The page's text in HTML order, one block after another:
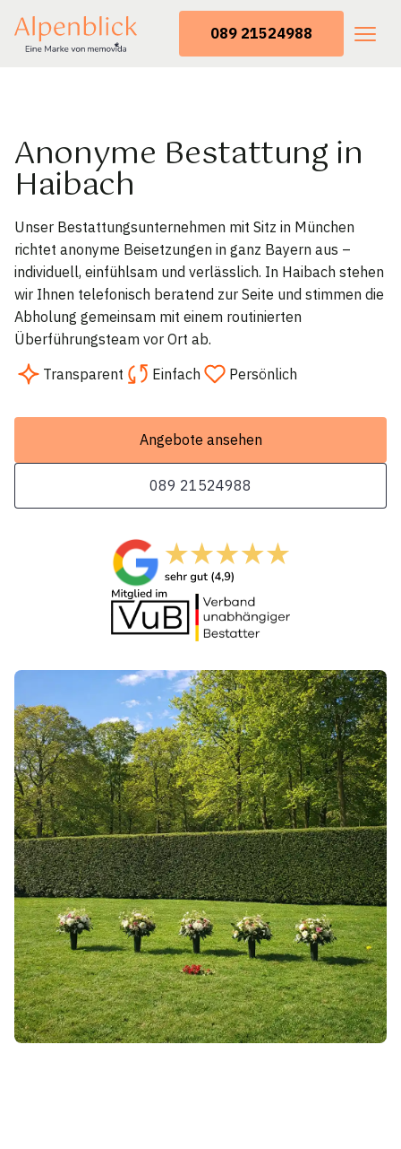
089 21524988
Anonyme Bestattung in
Haibach
Unser Bestattungsunternehmen mit Sitz in München
richtet anonyme Beisetzungen in ganz Bayern aus –
individuell, einfühlsam und verlässlich. In Haibach stehen
wir Ihnen telefonisch beratend zur Seite und stimmen die
Abholung gemeinsam mit einem routinierten
Überführungsteam vor Ort ab.
Transparent
Einfach Persönlich
Angebote ansehen
089 21524988